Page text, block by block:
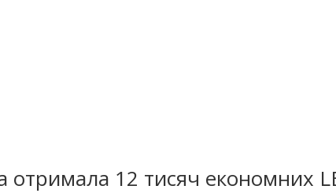
отримала 12 тисяч економних